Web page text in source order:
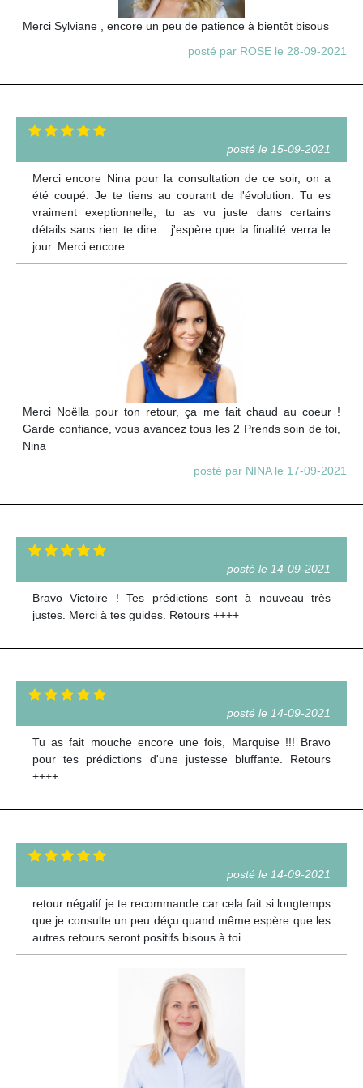
Merci Sylviane , encore un peu de patience à bientôt bisous
posté par ROSE le 28-09-2021
posté le 15-09-2021
Merci encore Nina pour la consultation de ce soir, on a
été coupé. Je te tiens au courant de l'évolution. Tu es
vraiment exeptionnelle, tu as vu juste dans certains
détails sans rien te dire... j'espère que la finalité verra le
jour. Merci encore.
Merci Noëlla pour ton retour, ça me fait chaud au coeur !
Garde confiance, vous avancez tous les 2 Prends soin de toi,
Nina
posté par NINA le 17-09-2021
posté le 14-09-2021
Bravo Victoire ! Tes prédictions sont à nouveau très
justes. Merci à tes guides. Retours ++++
posté le 14-09-2021
Tu as fait mouche encore une fois, Marquise !!! Bravo
pour tes prédictions d'une justesse bluffante. Retours
++++
posté le 14-09-2021
retour négatif je te recommande car cela fait si longtemps
que je consulte un peu déçu quand même espère que les
autres retours seront positifs bisous à toi